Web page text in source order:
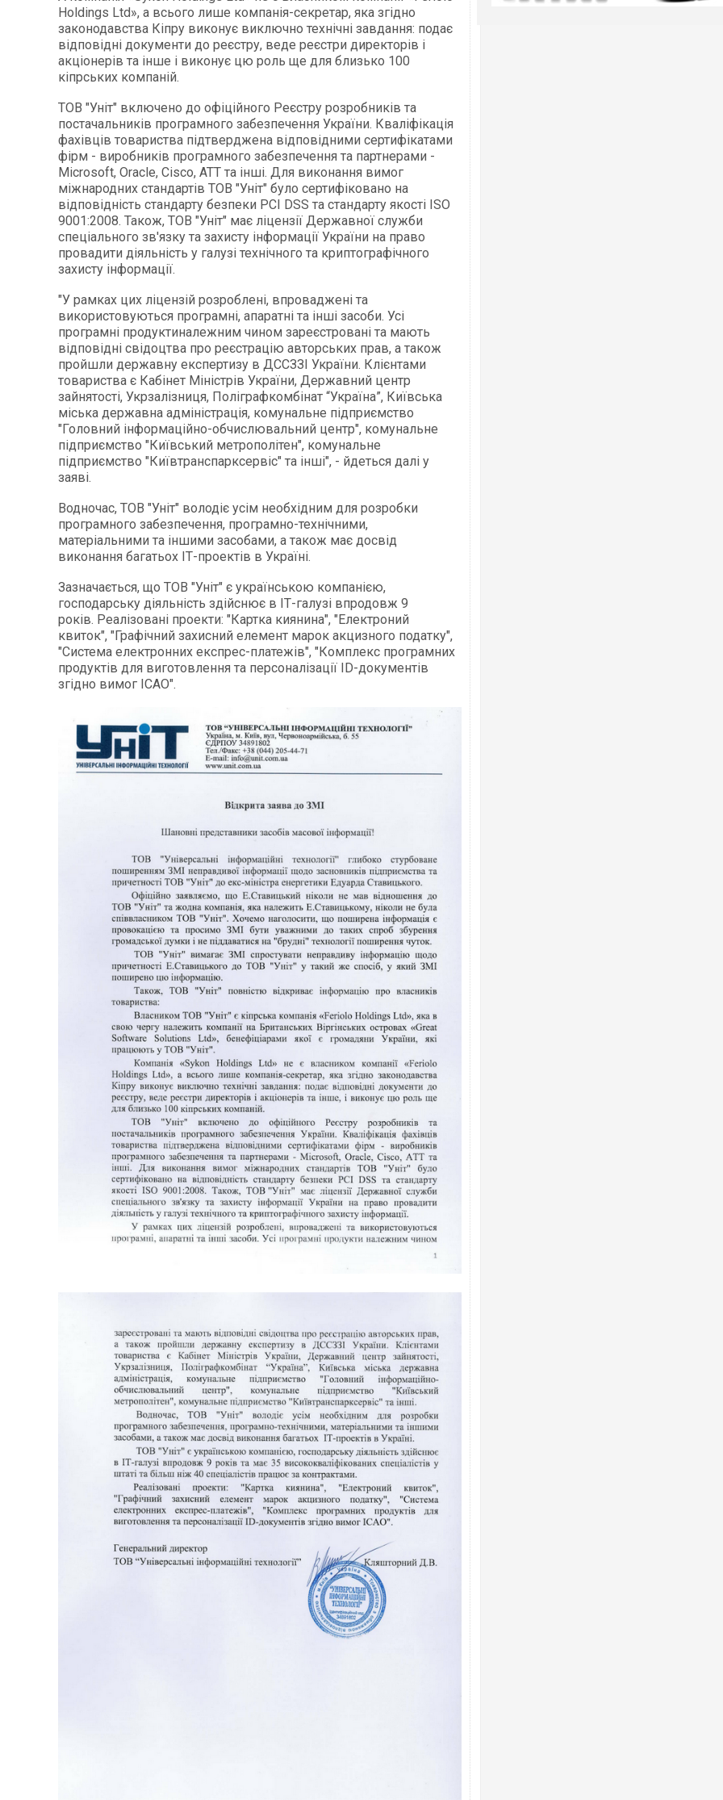
Holdings Ltd», а всього лише компанія-секретар, яка згідно
законодавства Кіпру виконує виключно технічні завдання: подає
відповідні документи до реєстру, веде реєстри директорів і
акціонерів та інше і виконує цю роль ще для близько 100
кіпрських компаній.
ТОВ "Уніт" включено до офіційного Реєстру розробників та
постачальників програмного забезпечення України. Кваліфікація
фахівців товариства підтверджена відповідними сертифікатами
фірм - виробників програмного забезпечення та партнерами -
Microsoft, Oracle, Cisco, ATT та інші. Для виконання вимог
міжнародних стандартів TOB "Уніт" було сертифіковано на
відповідність стандарту безпеки PCI DSS та стандарту якості ISO
9001:2008. Також, TOB "Уніт" має ліцензії Державної служби
спеціального зв'язку та захисту інформації України на право
провадити діяльність у галузі технічного та криптографічного
захисту інформації.
"У рамках цих ліцензій розроблені, впроваджені та
використовуються програмні, апаратні та інші засоби. Усі
програмні продуктиналежним чином зареєстровані та мають
відповідні свідоцтва про реєстрацію авторських прав, а також
пройшли державну експертизу в ДССЗЗІ України. Клієнтами
товариства є Кабінет Міністрів України, Державний центр
зайнятості, Укрзалізниця, Поліграфкомбінат “Україна”, Київська
міська державна адміністрація, комунальне підприємство
"Головний інформаційно-обчислювальний центр", комунальне
підприємство "Київський метрополітен", комунальне
підприємство "Київтранспарксервіс" та інші", - йдеться далі у
заяві.
Водночас, TOB "Уніт" володіє усім необхідним для розробки
програмного забезпечення, програмно-технічними,
матеріальними та іншими засобами, а також має досвід
виконання багатьох ІТ-проектів в Україні.
Зазначається, що ТОВ "Уніт" є українською компанією,
господарську діяльність здійснює в ІТ-галузі впродовж 9
років. Реалізовані проекти: "Картка киянина", "Електроний
квиток", "Графічний захисний елемент марок акцизного податку",
"Система електронних експрес-платежів", "Комплекс програмних
продуктів для виготовлення та персоналізації ID-документів
згідно вимог ICAO".